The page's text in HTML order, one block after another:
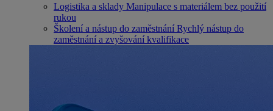
Logistika a sklady Manipulace s materiálem bez použití
rukou
Školení a nástup do zaměstnání Rychlý nástup do
zaměstnání a zvyšování kvalifikace